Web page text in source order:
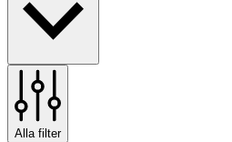
Alla filter